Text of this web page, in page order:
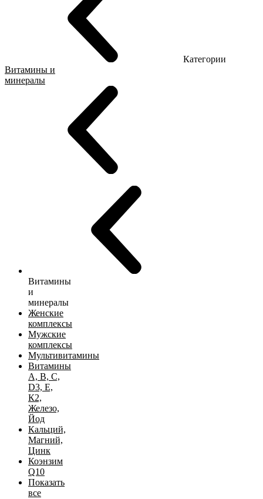
Категории
Витамины и
минералы
Витамины
и
минералы
Женские
комплексы
Мужские
комплексы
Мультивитамины
Витамины
А, B, C,
D3, Е,
К2,
Железо,
Йод
Кальций,
Магний,
Цинк
Коэнзим
Q10
Показать
все